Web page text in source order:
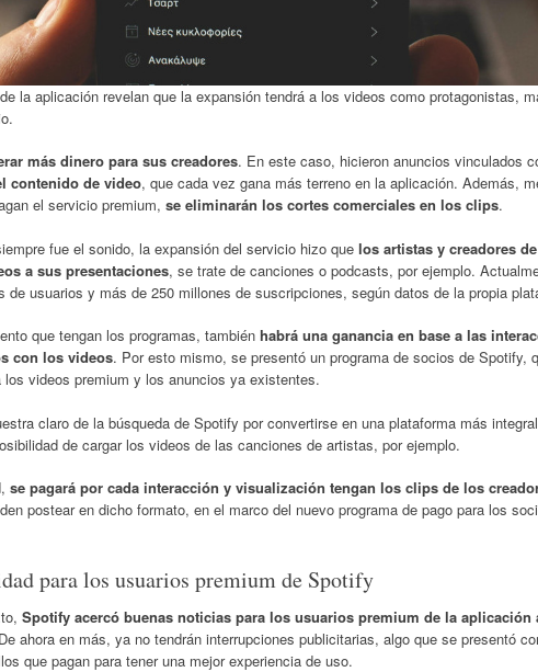
la aplicación revelan que la expansión tendrá a los videos como protagonistas,
más dinero para sus creadores. En este caso, hicieron anuncios vinculados
contenido de video, que cada vez gana más terreno en la aplicación. Además,
el servicio premium, se eliminarán los cortes comerciales en los clips.
fue el sonido, la expansión del servicio hizo que los artistas y creadores
a sus presentaciones, se trate de canciones o podcasts, por ejemplo.
de usuarios y más de 250 millones de suscripciones, según datos de la propia
que tengan los programas, también habrá una ganancia en base a las
con los videos. Por esto mismo, se presentó un programa de socios de Spotify,
los videos premium y los anuncios ya existentes.
claro de la búsqueda de Spotify por convertirse en una plataforma más
de cargar los videos de las canciones de artistas, por ejemplo.
se pagará por cada interacción y visualización tengan los clips de los
postear en dicho formato, en el marco del nuevo programa de pago para los
para los usuarios premium de Spotify
Spotify acercó buenas noticias para los usuarios premium de la aplicación
ahora en más, ya no tendrán interrupciones publicitarias, algo que se presentó
que pagan para tener una mejor experiencia de uso.